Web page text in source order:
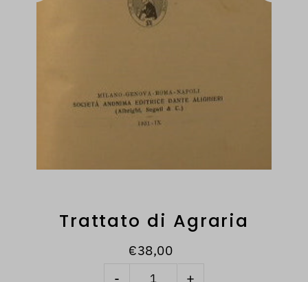
Trattato di Agraria
€38,00
- +